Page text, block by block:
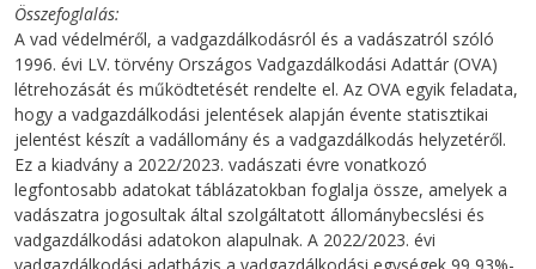
Összefoglalás
A vad védelméről, a vadgazdálkodásról és a vadászatról szóló
1996. évi LV. törvény Országos Vadgazdálkodási Adattár (OVA)
létrehozását és működtetését rendelte el. Az OVA egyik feladata,
hogy a vadgazdálkodási jelentések alapján évente statisztikai
jelentést készít a vadállomány és a vadgazdálkodás helyzetéről.
Ez a kiadvány a 2022/2023. vadászati évre vonatkozó
legfontosabb adatokat táblázatokban foglalja össze, amelyek a
vadászatra jogosultak által szolgáltatott állománybecslési és
vadgazdálkodási adatokon alapulnak. A 2022/2023. évi